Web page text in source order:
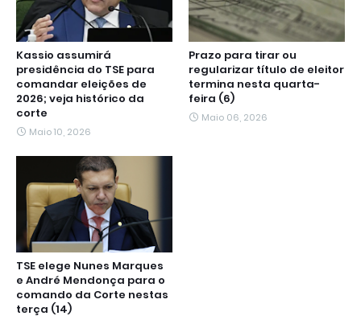
Kassio assumirá
presidência do TSE para
comandar eleições de
2026; veja histórico da
corte
Maio 10, 2026
Prazo para tirar ou
regularizar título de eleitor
termina nesta quarta-
feira (6)
Maio 06, 2026
TSE elege Nunes Marques
e André Mendonça para o
comando da Corte nestas
terça (14)